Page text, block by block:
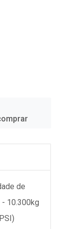
de
- 10.300kg